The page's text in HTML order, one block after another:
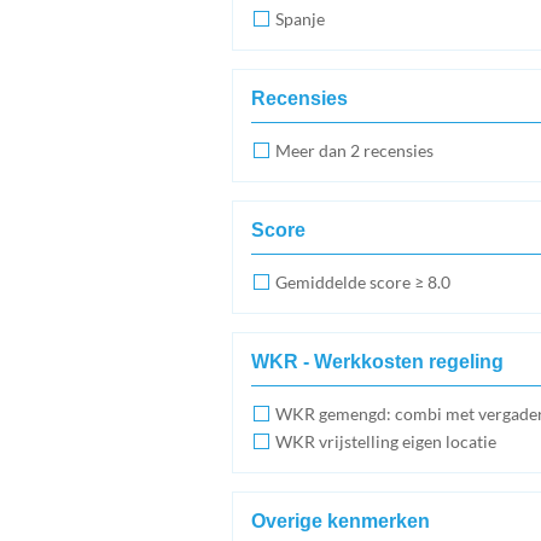
Spanje
Recensies
Meer dan 2 recensies
Score
Gemiddelde score ≥ 8.0
WKR - Werkkosten regeling
WKR gemengd: combi met
WKR vrijstelling eigen locatie
Overige kenmerken